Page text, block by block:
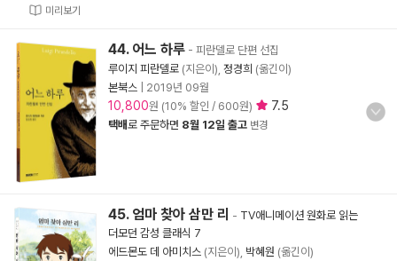
미리보기
44. 어느 하루 - 피란델로 단편 선집
루이지 피란델로 (지은이), 정경희 (옮긴이)
본북스
2019년 09월
10,800원 (10% 할인 / 600원) 7.5
택배로 주문하면 8월 12일 출고 변경
45. 엄마 찾아 삼만 리 - TV애니메이션 원화로 읽는
더모던 감성 클래식 7
에드몬도 데 아미치스 (지은이), 박혜원 (옮긴이)